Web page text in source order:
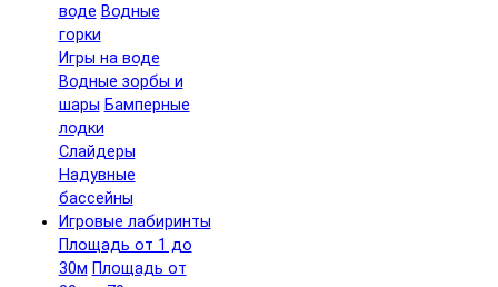
воде Водные
горки
Игры на воде
Водные зорбы и
шары Бамперные
лодки
Слайдеры
Надувные
бассейны
Игровые лабиринты
Площадь от 1 до
30м Площадь от